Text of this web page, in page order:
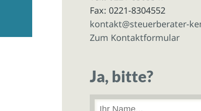
Fax: 0221-8304552
kontakt@steuerberater-
Zum Kontaktformular
Ja, bitte?